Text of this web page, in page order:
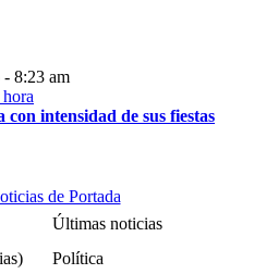
8:23 am
intensidad de sus fiestas
de Portada
Últimas noticias
Política